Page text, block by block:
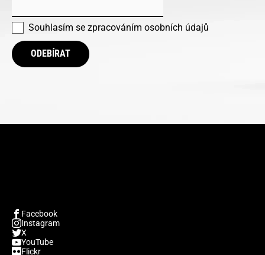
Souhlasím se zpracováním osobních údajů
ODEBÍRAT
Facebook
Instagram
X
YouTube
Flickr